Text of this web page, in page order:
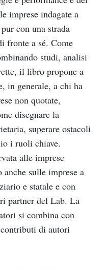
imprese indagate a
con una strada
fronte a sé. Come
studi, analisi
il libro propone a
in generale, a chi ha
non quotate,
disegnare la
superare ostacoli
i ruoli chiave.
alle imprese
sulle imprese a
e statale e con
partner del Lab. La
si combina con
di autori